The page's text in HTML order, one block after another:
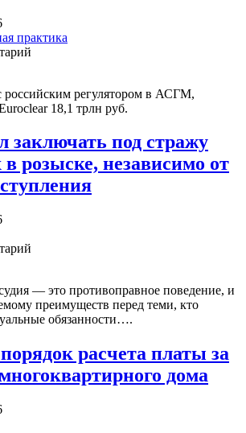
практика
российским регулятором в АСГМ,
18,1 трлн руб.
заключать под стражу
розыске, независимо от
— это противоправное поведение, и
преимуществ перед теми, кто
обязанности….
расчета платы за
дома